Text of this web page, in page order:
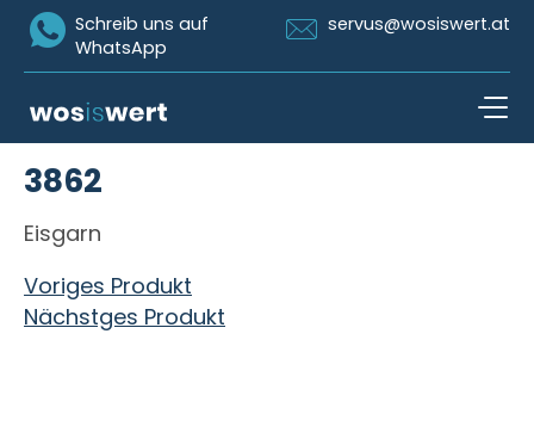
Icon Whatsapp
Schreib uns auf
WhatsApp
Icon Email
servus@wosiswert.at
3862
Eisgarn
Beitragsnavigation
Voriges Produkt
Nächstges Produkt